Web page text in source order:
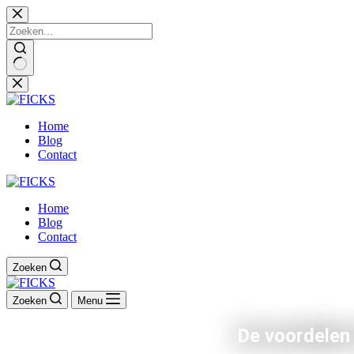
Ga
naar
de
inhoud
Home
Blog
Contact
Home
Blog
Contact
Zoeken
Zoeken Menu
De